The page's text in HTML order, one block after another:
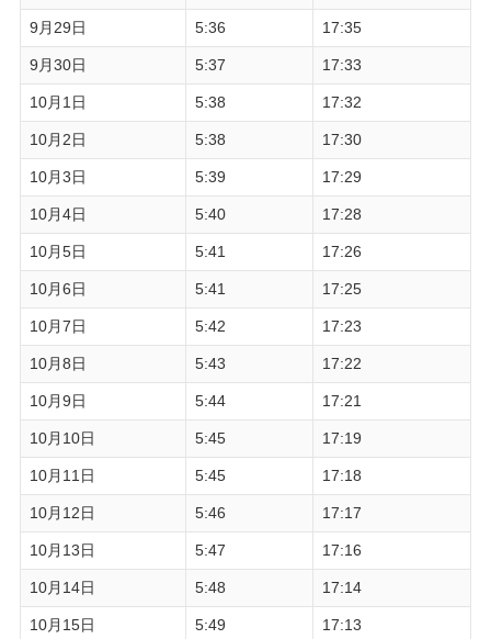
9月29日 5:36 17:35
9月30日 5:37 17:33
10月1日 5:38 17:32
10月2日 5:38 17:30
10月3日 5:39 17:29
10月4日 5:40 17:28
10月5日 5:41 17:26
10月6日 5:41 17:25
10月7日 5:42 17:23
10月8日 5:43 17:22
10月9日 5:44 17:21
10月10日 5:45 17:19
10月11日 5:45 17:18
10月12日 5:46 17:17
10月13日 5:47 17:16
10月14日 5:48 17:14
10月15日 5:49 17:13